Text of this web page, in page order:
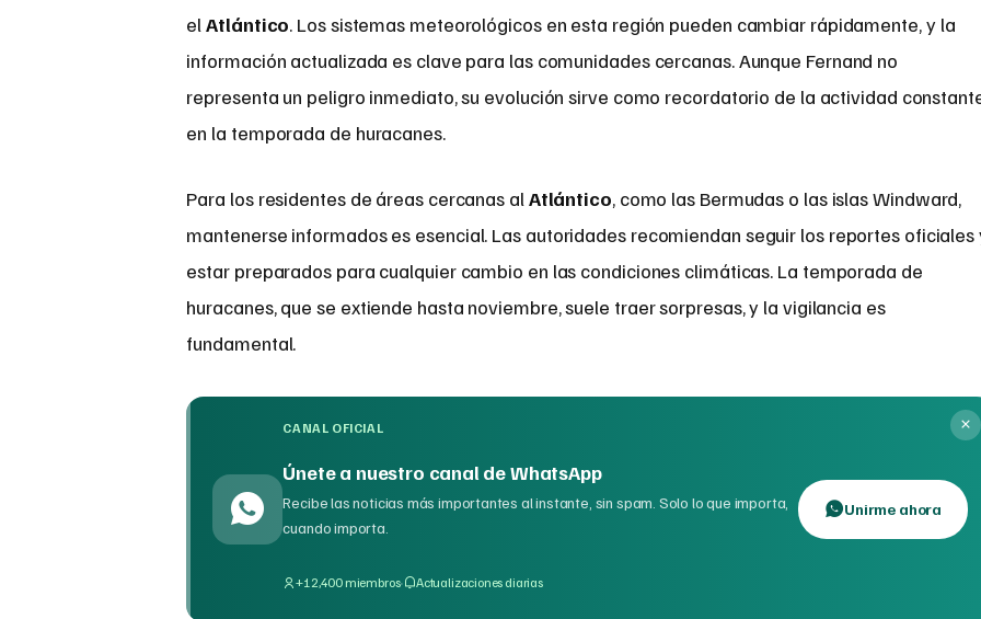
elAtlántico. Los sistemas meteorológicos en esta región pueden cambiar rápidamente, y la
información actualizada es clave para las comunidades cercanas. Aunque Fernand no
representa un peligro inmediato, su evolución sirve como recordatorio de la actividad
en la temporada de huracanes.
Para los residentes de áreas cercanas al Atlántico, como las Bermudas o las islas Windward,
mantenerse informados es esencial. Las autoridades recomiendan seguir los reportes oficiales
estar preparados para cualquier cambio en las condiciones climáticas. La temporada de
huracanes, que se extiende hasta noviembre, suele traer sorpresas, y la vigilancia es
fundamental.
CANAL OFICIAL
Únete a nuestro canal de WhatsApp
Recibe las noticias más importantes al instante, sin spam. Solo lo que importa,
cuando importa.
+12,400 miembros· Actualizaciones diarias
Unirme ahora